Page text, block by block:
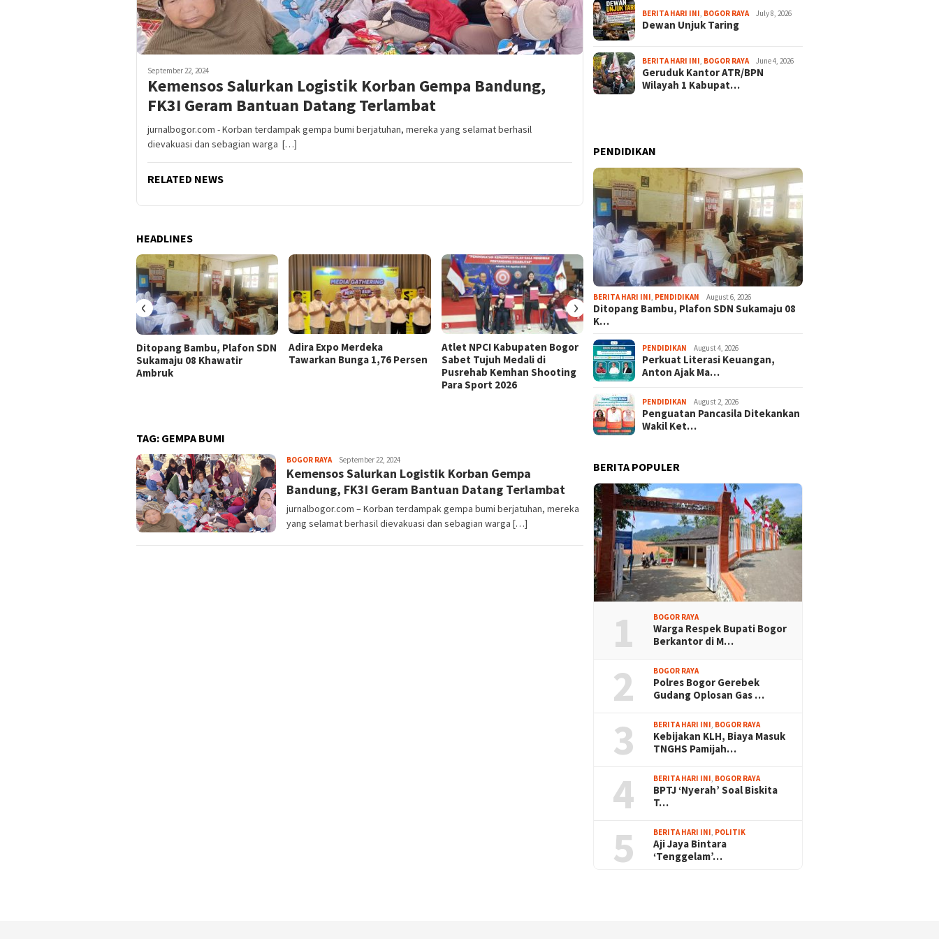
September 22, 2024
Kemensos Salurkan Logistik Korban Gempa Bandung,
FK3I Geram Bantuan Datang Terlambat
jurnalbogor.com - Korban terdampak gempa bumi berjatuhan, mereka yang selamat berhasil
dievakuasi dan sebagian warga […]
RELATED NEWS
HEADLINES
Ditopang Bambu, Plafon SDN
Sukamaju 08 Khawatir
Ambruk
Adira Expo Merdeka
Tawarkan Bunga 1,76 Persen
Atlet NPCI Kabupaten Bogor
Sabet Tujuh Medali di
Pusrehab Kemhan Shooting
Para Sport 2026
Ajang Promosi Wisata,
Ratusan Peserta Ikuti Tour
Malasari Halimun Salak 2026
Pembangunan Wisma dan
‹ ›
TAG: GEMPA BUMI
BOGOR RAYASayyev
September 22, 2024
Kemensos Salurkan Logistik Korban Gempa
Bandung, FK3I Geram Bantuan Datang Terlambat
jurnalbogor.com – Korban terdampak gempa bumi berjatuhan, mereka
yang selamat berhasil dievakuasi dan sebagian warga […]
BERITA HARI INI BOGOR RAYA July 8, 2026
Dewan Unjuk Taring
BERITA HARI INI BOGOR RAYA June 4, 2026
Geruduk Kantor ATR/BPN
Wilayah 1 Kabupat…
PENDIDIKAN
BERITA HARI INI PENDIDIKAN August 6, 2026
Ditopang Bambu, Plafon SDN Sukamaju 08
K…
PENDIDIKAN August 4, 2026
Perkuat Literasi Keuangan,
Anton Ajak Ma…
PENDIDIKAN August 2, 2026
Penguatan Pancasila Ditekankan
Wakil Ket…
BERITA POPULER
1 BOGOR RAYA
Warga Respek Bupati Bogor
Berkantor di M…
2 BOGOR RAYA
Polres Bogor Gerebek
Gudang Oplosan Gas …
3 BERITA HARI INI, BOGOR RAYA
Kebijakan KLH, Biaya Masuk
TNGHS Pamijah…
4 BERITA HARI INI, BOGOR RAYA
BPTJ ‘Nyerah’ Soal Biskita
T…
5 BERITA HARI INI, POLITIK
Aji Jaya Bintara
‘Tenggelam’…